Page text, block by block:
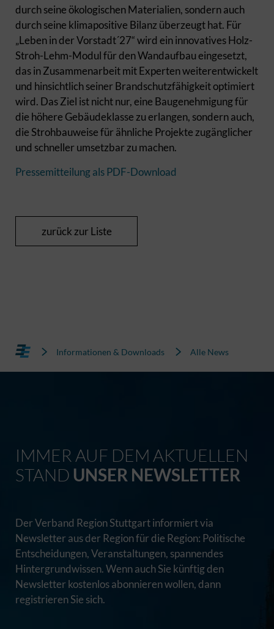
durch seine ökologischen Materialien, sondern auch
durch seine klimapositive Bilanz überzeugt hat. Für
„Leben in der Vorstadt´27“ wird ein innovatives Holz-
Stroh-Lehm-Modul für den Wandaufbau eingesetzt,
das in Zusammenarbeit mit Experten weiterentwickelt
und hinsichtlich seiner Brandschutzfähigkeit optimiert
wird. Das Ziel ist nicht nur, eine Baugenehmigung für
die höhere Gebäudeklasse zu erlangen, sondern auch,
die Strohbauweise für ähnliche Projekte zugänglicher
und schneller umsetzbar zu machen.
Pressemitteilung als PDF-Download
zurück zur Liste
Informationen & Downloads Alle News
IMMER AUF DEM AKTUELLEN
STAND UNSER NEWSLETTER
Der Verband Region Stuttgart informiert via
Newsletter aus der Region für die Region: Politische
Entscheidungen, Veranstaltungen, spannendes
Hintergrundwissen. Wenn auch Sie künftig den
Newsletter kostenlos abonnieren wollen, dann
registrieren Sie sich.